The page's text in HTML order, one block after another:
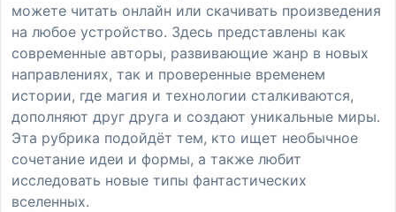
можете читать онлайн или скачивать произведения
на любое устройство. Здесь представлены как
современные авторы, развивающие жанр в новых
направлениях, так и проверенные временем
истории, где магия и технологии сталкиваются,
дополняют друг друга и создают уникальные миры.
Эта рубрика подойдёт тем, кто ищет необычное
сочетание идеи и формы, а также любит
исследовать новые типы фантастических
вселенных.